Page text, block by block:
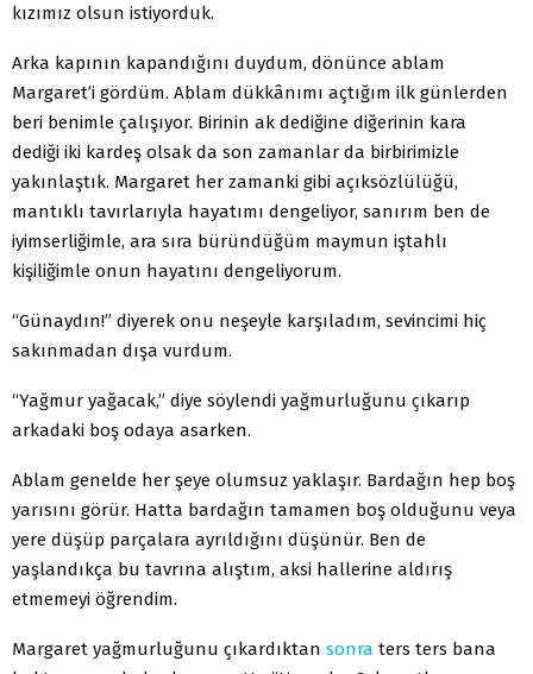
kızımız olsun istiyorduk.
Arka kapının kapandığını duydum, dönünce ablam
Margaret’i gördüm. Ablam dükkânımı açtığım ilk günlerden
beri benimle çalışıyor. Birinin ak dediğine diğerinin kara
dediği iki kardeş olsak da son zamanlar da birbirimizle
yakınlaştık. Margaret her zamanki gibi açıksözlülüğü,
mantıklı tavırlarıyla hayatımı dengeliyor, sanırım ben de
iyimserliğimle, ara sıra büründüğüm maymun iştahlı
kişiliğimle onun hayatını dengeliyorum.
“Günaydın!” diyerek onu neşeyle karşıladım, sevincimi hiç
sakınmadan dışa vurdum.
“Yağmur yağacak,” diye söylendi yağmurluğunu çıkarıp
arkadaki boş odaya asarken.
Ablam genelde her şeye olumsuz yaklaşır. Bardağın hep boş
yarısını görür. Hatta bardağın tamamen boş olduğunu veya
yere düşüp parçalara ayrıldığını düşünür. Ben de
yaşlandıkça bu tavrına alıştım, aksi hallerine aldırış
etmemeyi öğrendim.
Margaret yağmurluğunu çıkardıktan sonra ters ters bana